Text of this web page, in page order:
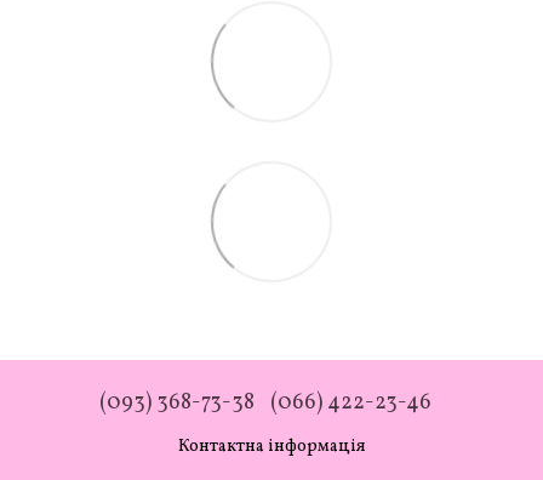
(093) 368-73-38 (066) 422-23-46
Контактна інформація